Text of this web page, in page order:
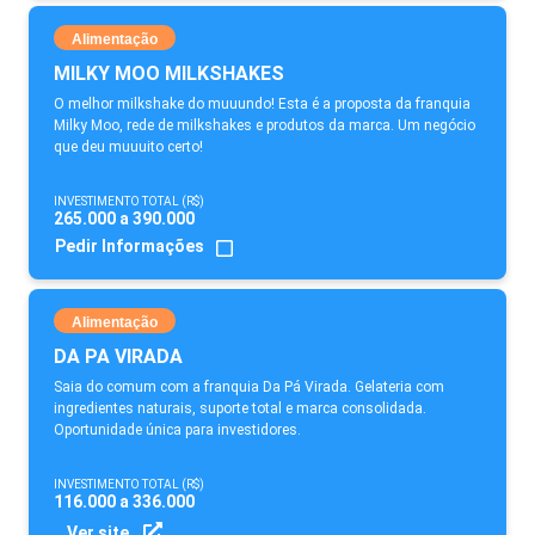
Alimentação
MILKY MOO MILKSHAKES
O melhor milkshake do muuundo! Esta é a proposta da franquia
Milky Moo, rede de milkshakes e produtos da marca. Um negócio
que deu muuuito certo!
INVESTIMENTO TOTAL (R$)
265.000 a 390.000
Pedir Informações
Alimentação
DA PA VIRADA
Saia do comum com a franquia Da Pá Virada. Gelateria com
ingredientes naturais, suporte total e marca consolidada.
Oportunidade única para investidores.
INVESTIMENTO TOTAL (R$)
116.000 a 336.000